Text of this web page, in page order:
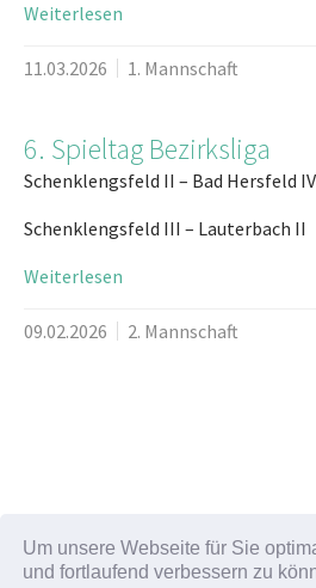
Um unsere Webseite für Sie
und fortlaufend verbessern zu
Weiterlesen
11.03.2026 1. Mannschaft
6. Spieltag Bezirksliga
Schenklengsfeld II – Bad Hersfeld IV
Schenklengsfeld III – Lauterbach II
Weiterlesen
09.02.2026 2. Mannschaft
Zum Nachrichten Archiv